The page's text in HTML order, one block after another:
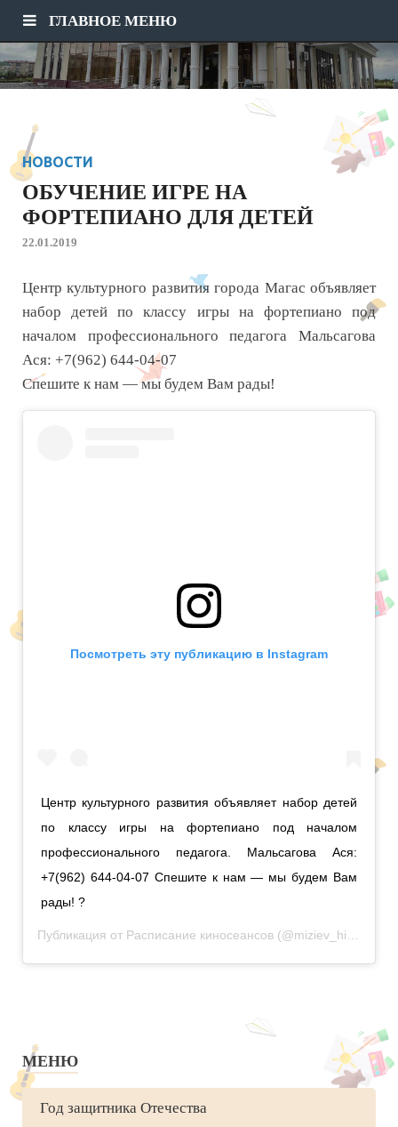
ГЛАВНОЕ МЕНЮ
НОВОСТИ
ОБУЧЕНИЕ ИГРЕ НА
ФОРТЕПИАНО ДЛЯ ДЕТЕЙ
22.01.2019
Центр культурного развития города Магас объявляет
набор детей по классу игры на фортепиано под
началом профессионального педагога Мальсагова
Ася: +7(962) 644-04-07
Спешите к нам — мы будем Вам рады!
Посмотреть эту публикацию в Instagram
Центр культурного развития объявляет набор детей
по классу игры на фортепиано под началом
профессионального педагога. Мальсагова Ася:
+7(962) 644-04-07 Спешите к нам — мы будем Вам
рады! ?
Публикация от Расписание киносеансов (@miziev_hizar)
МЕНЮ
Год защитника Отечества